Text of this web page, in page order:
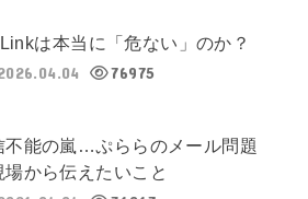
は本当に「危ない」のか？
76975
不能の嵐…ぷららのメール問題
場から伝えたいこと